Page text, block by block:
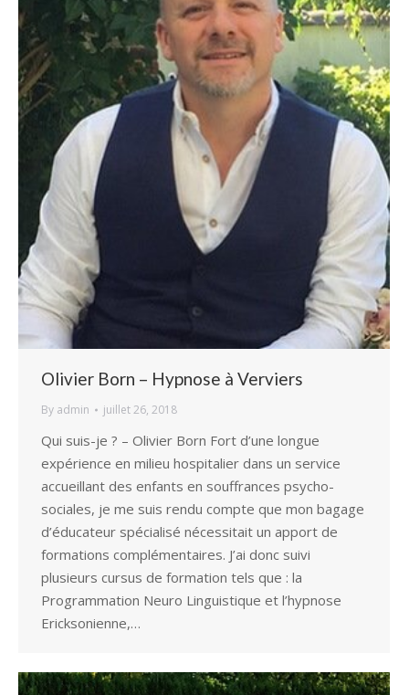
Olivier Born – Hypnose à Verviers
By admin juillet 26, 2018
Qui suis-je ? – Olivier Born Fort d’une longue
expérience en milieu hospitalier dans un service
accueillant des enfants en souffrances psycho-
sociales, je me suis rendu compte que mon bagage
d’éducateur spécialisé nécessitait un apport de
formations complémentaires. J’ai donc suivi
plusieurs cursus de formation tels que : la
Programmation Neuro Linguistique et l’hypnose
Ericksonienne,…